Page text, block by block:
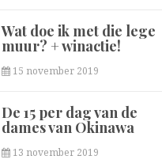
Wat doe ik met die lege
muur? + winactie!
15 november 2019
De 15 per dag van de
dames van Okinawa
13 november 2019